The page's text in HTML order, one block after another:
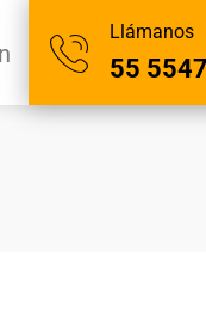
Llámanos
55